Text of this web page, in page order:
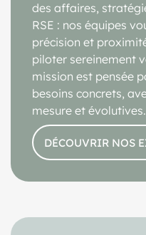
des affaires,
RSE : nos équipes
précision et
piloter sereinement
mission est pensée
besoins concrets,
mesure et évolutives.
DÉCOUVRIR NOS